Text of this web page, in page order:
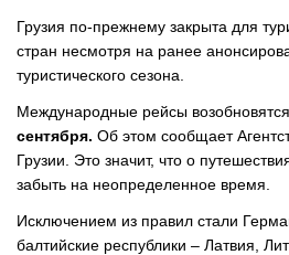
Грузия по-прежнему закрыта для
стран несмотря на ранее
туристического сезона.
Международные рейсы
сентября. Об этом сообщает
Грузии. Это значит, что о
забыть на неопределенное время.
Исключением из правил стали
балтийские республики – Латвия,